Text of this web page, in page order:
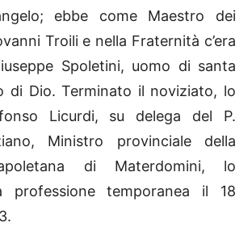
ebbe come Maestro dei
Troili e nella Fraternità c’era
Spoletini, uomo di santa
di Dio. Terminato il noviziato, lo
Licurdi, su delega del P.
Ministro provinciale della
di Materdomini, lo
professione temporanea il 18